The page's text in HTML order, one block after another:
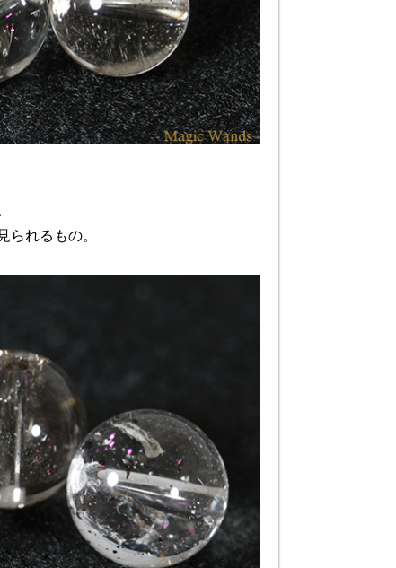
れるもの。